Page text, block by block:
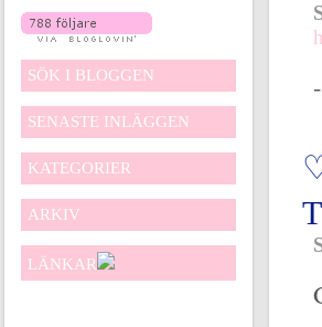
SÖK I BLOGGEN
SENASTE INLÄGGEN
KATEGORIER
ARKIV
LÄNKAR